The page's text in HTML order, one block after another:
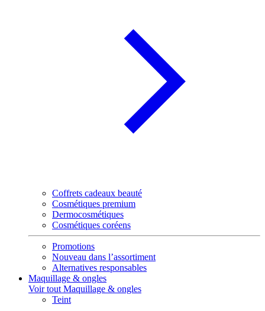
Coffrets cadeaux beauté
Cosmétiques premium
Dermocosmétiques
Cosmétiques coréens
Promotions
Nouveau dans l’assortiment
Alternatives responsables
Maquillage & ongles
Voir tout Maquillage & ongles
Teint